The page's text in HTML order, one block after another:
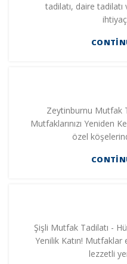
tadilatı, daire
Zeytinburnu Mutfak
Mutfaklarınızı Yeniden
özel
Şişli Mutfak Tadilatı -
Yenilik Katın!
lezzetli